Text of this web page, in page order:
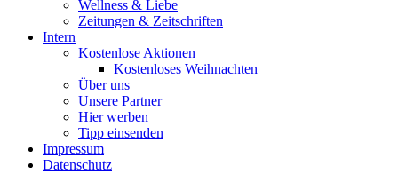
Wellness & Liebe
Zeitungen & Zeitschriften
Intern
Kostenlose Aktionen
Kostenloses Weihnachten
Über uns
Unsere Partner
Hier werben
Tipp einsenden
Impressum
Datenschutz